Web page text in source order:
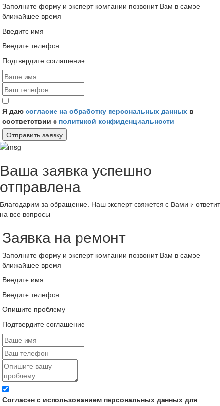
Заполните форму и эксперт компании позвонит Вам в самое
ближайшее время
Введите имя
Введите телефон
Подтвердите соглашение
Я даю согласие на обработку персональных данных в
соответствии с политикой конфиденциальности
Отправить заявку
Ваша заявка успешно
отправлена
Благодарим за обращение. Наш эксперт свяжется с Вами и ответит
на все вопросы
Заявка на ремонт
Заполните форму и эксперт компании позвонит Вам в самое
ближайшее время
Введите имя
Введите телефон
Опишите проблему
Подтвердите соглашение
Согласен с использованием персональных данных для